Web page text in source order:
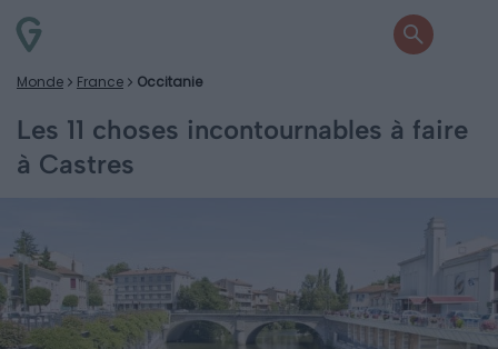
Monde France Occitanie
Les 11 choses incontournables à faire
à Castres